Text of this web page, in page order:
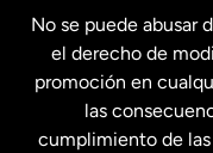
Francia
Malasia
No se puede abusar
el derecho de
promoción en
las
cumplimiento de